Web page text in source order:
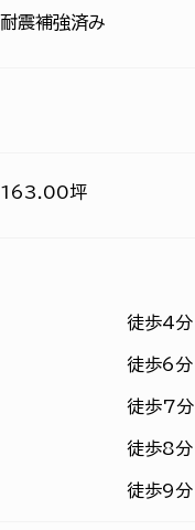
耐震補強済み
163.00坪
徒歩4分
徒歩6分
徒歩7分
徒歩8分
徒歩9分